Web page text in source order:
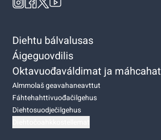
Diehtu bálvalusas
Áigeguovdilis
Oktavuođaváldimat ja máhcahat
Almmolaš geavahaneavttut
Fáhtehahttivuođačilgehus
Diehtosuodječilgehus